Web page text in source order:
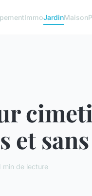
ImmoJardinMaison
et
de lecture